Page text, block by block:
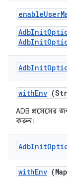
enableUser
AdbInit
withEnv
ADB প্রসেসের
করুন।
AdbInit
withEnv